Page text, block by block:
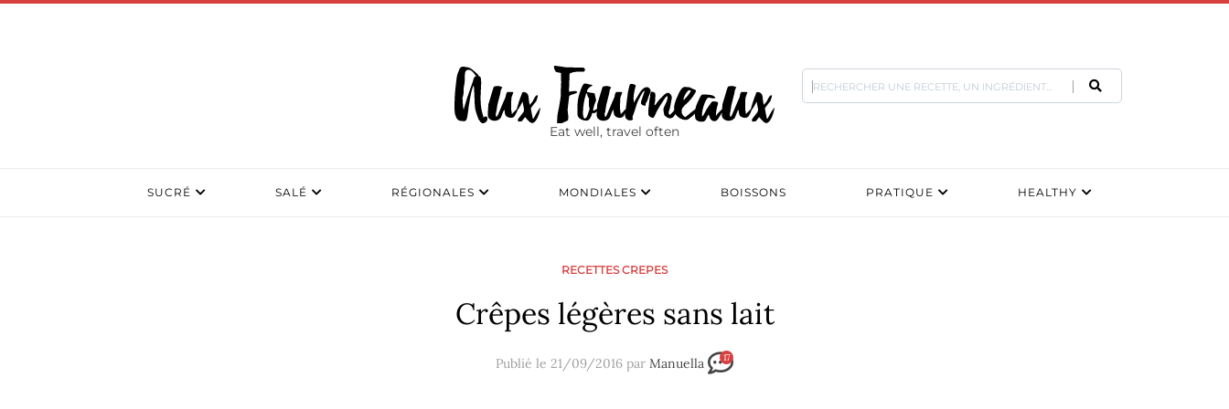
Eat well, travel often
SUCRÉ SALÉ RÉGIONALES MONDIALES BOISSONS PRATIQUE HEALTHY
RECETTES CREPES
Crêpes légères sans lait
Publié le 21/09/2016 par Manuella 17